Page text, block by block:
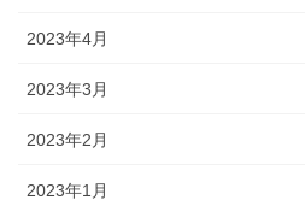
2023年4月
2023年3月
2023年2月
2023年1月